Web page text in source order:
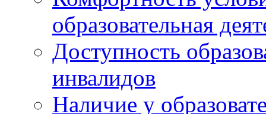
образовательная
Доступность
инвалидов
Наличие у